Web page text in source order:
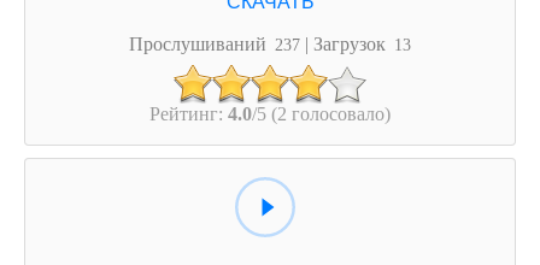
Прослушиваний 237 | Загрузок 13
Рейтинг: 4.0/5 (2 голосовало)